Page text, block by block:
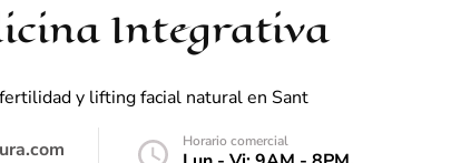
Integrativa
y lifting facial natural en Sant
Horario comercial